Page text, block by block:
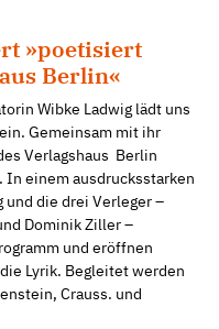
»poetisiert
Berlin«
Wibke Ladwig lädt uns
Gemeinsam mit ihr
Verlagshaus Berlin
In einem ausdrucksstarken
und die drei Verleger –
Dominik Ziller –
und eröffnen
Lyrik. Begleitet werden
Crauss. und